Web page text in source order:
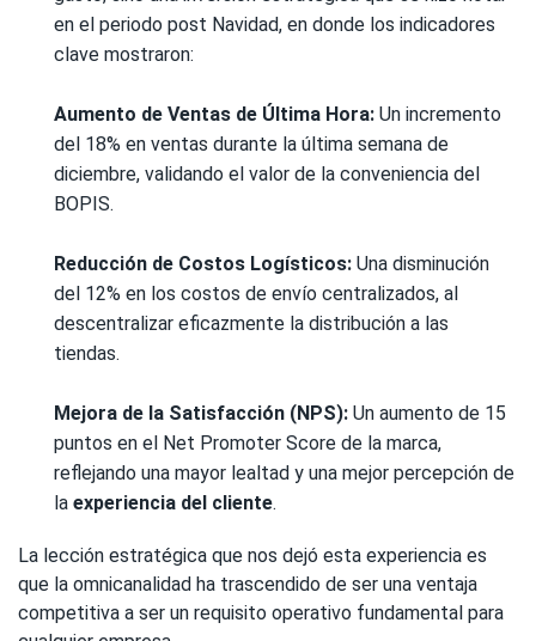
en el periodo post Navidad, en donde los indicadores
clave mostraron:
Aumento de Ventas de Última Hora: Un incremento
del 18% en ventas durante la última semana de
diciembre, validando el valor de la conveniencia del
BOPIS.
Reducción de Costos Logísticos: Una disminución
del 12% en los costos de envío centralizados, al
descentralizar eficazmente la distribución a las
tiendas.
Mejora de la Satisfacción (NPS): Un aumento de 15
puntos en el Net Promoter Score de la marca,
reflejando una mayor lealtad y una mejor percepción de
la experiencia del cliente.
La lección estratégica que nos dejó esta experiencia es
que la omnicanalidad ha trascendido de ser una ventaja
competitiva a ser un requisito operativo fundamental para